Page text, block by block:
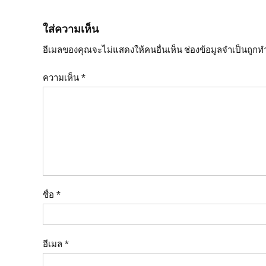
ใส่ความเห็น
อีเมลของคุณจะไม่แสดงให้คนอื่นเห็น ช่องข้อมูลจำเป็นถูกท
ความเห็น *
ชื่อ *
อีเมล *